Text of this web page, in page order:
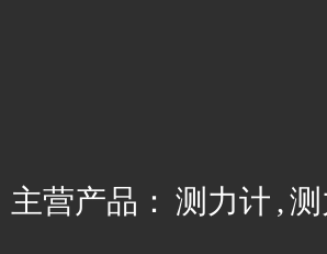
主营产品： 测力计 ,